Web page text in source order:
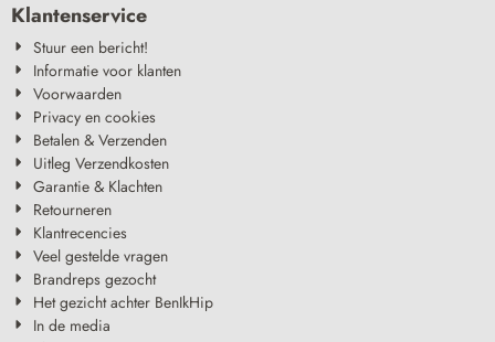
Klantenservice
Stuur een bericht!
Informatie voor klanten
Voorwaarden
Privacy en cookies
Betalen & Verzenden
Uitleg Verzendkosten
Garantie & Klachten
Retourneren
Klantrecencies
Veel gestelde vragen
Brandreps gezocht
Het gezicht achter BenIkHip
In de media